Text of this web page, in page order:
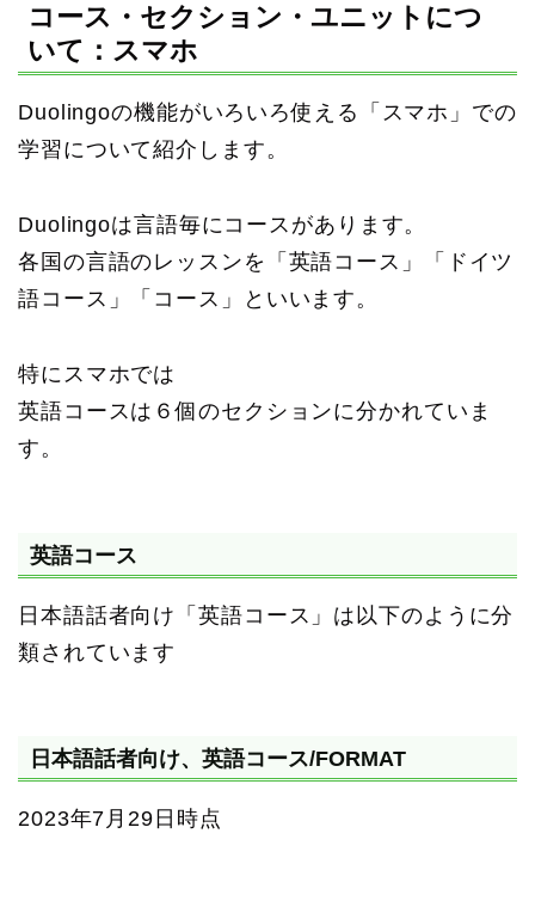
コース・セクション・ユニットにつ
いて：スマホ
Duolingoの機能がいろいろ使える「スマホ」での
学習について紹介します。
Duolingoは言語毎にコースがあります。
各国の言語のレッスンを「英語コース」「ドイツ
語コース」「コース」といいます。
特にスマホでは
英語コースは６個のセクションに分かれていま
す。
英語コース
日本語話者向け「英語コース」は以下のように分
類されています
日本語話者向け、英語コース/FORMAT
2023年7月29日時点